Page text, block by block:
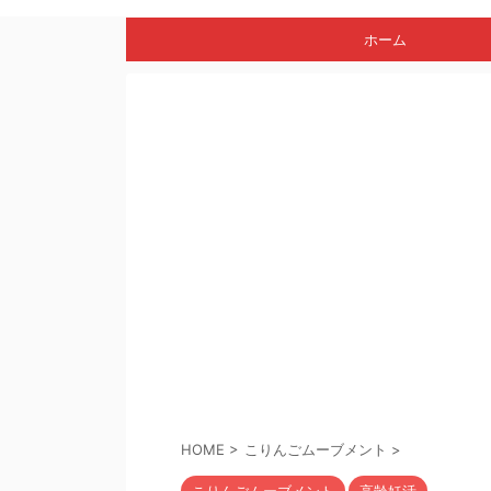
ホーム
HOME > こりんごムーブメント >